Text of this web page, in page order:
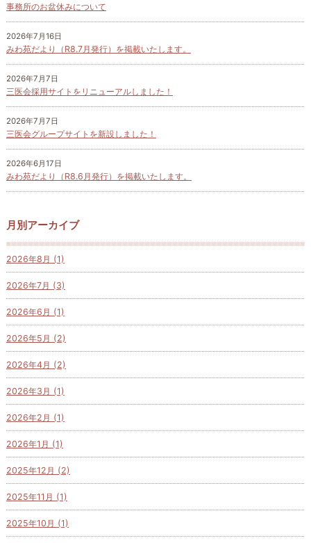
事務所のお盆休みについて
2026年7月16日
みわ苑だより（R8.7月発行）を掲載いたします。
2026年7月7日
三医会採用サイトをリニューアルしました！
2026年7月7日
三医会グループサイトを新設しました！
2026年6月17日
みわ苑だより（R8.6月発行）を掲載いたします。
月別アーカイブ
2026年8月 (1)
2026年7月 (3)
2026年6月 (1)
2026年5月 (2)
2026年4月 (2)
2026年3月 (1)
2026年2月 (1)
2026年1月 (1)
2025年12月 (2)
2025年11月 (1)
2025年10月 (1)